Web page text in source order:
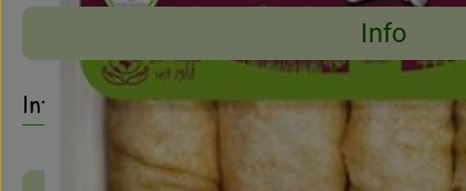
Info
Entdecke passende RezepteEs wurden keine
Info